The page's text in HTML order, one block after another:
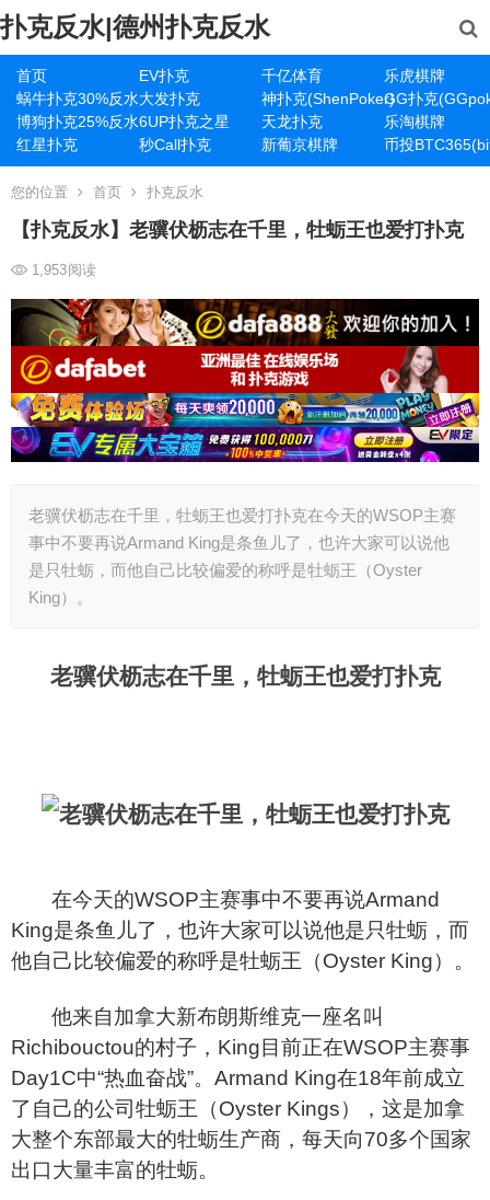
扑克反水|德州扑克反水
首页 EV扑克 千亿体育
乐虎棋牌
蜗牛扑克30%反水大发扑克 神扑克(ShenPoker)GG扑克
博狗扑克25%反水6UP扑克之星 天龙扑克
乐淘棋牌
红星扑克
秒Call扑克 新葡京棋牌 币投
您的位置 首页 扑克反水
【扑克反水】老骥伏枥志在千里，牡蛎王也爱打扑克
1,953阅读
老骥伏枥志在千里，牡蛎王也爱打扑克在今天的WSOP主赛
事中不要再说Armand King是条鱼儿了，也许大家可以说他
是只牡蛎，而他自己比较偏爱的称呼是牡蛎王（Oyster
King）。
老骥伏枥志在千里，牡蛎王也爱打扑克
在今天的WSOP主赛事中不要再说Armand
King是条鱼儿了，也许大家可以说他是只牡蛎，而
他自己比较偏爱的称呼是牡蛎王（Oyster King）。
他来自加拿大新布朗斯维克一座名叫
Richibouctou的村子，King目前正在WSOP主赛事
Day1C中“热血奋战”。Armand King在18年前成立
了自己的公司牡蛎王（Oyster Kings），这是加拿
大整个东部最大的牡蛎生产商，每天向70多个国家
出口大量丰富的牡蛎。